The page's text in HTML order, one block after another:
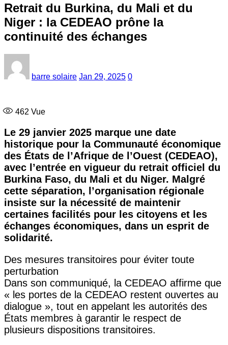
Retrait du Burkina, du Mali et du
Niger : la CEDEAO prône la
continuité des échanges
barre solaire Jan 29, 2025 0
462 Vue
Le 29 janvier 2025 marque une date
historique pour la Communauté économique
des États de l’Afrique de l’Ouest (CEDEAO),
avec l’entrée en vigueur du retrait officiel du
Burkina Faso, du Mali et du Niger. Malgré
cette séparation, l’organisation régionale
insiste sur la nécessité de maintenir
certaines facilités pour les citoyens et les
échanges économiques, dans un esprit de
solidarité.
Des mesures transitoires pour éviter toute
perturbation
Dans son communiqué, la CEDEAO affirme que
« les portes de la CEDEAO restent ouvertes au
dialogue », tout en appelant les autorités des
États membres à garantir le respect de
plusieurs dispositions transitoires.